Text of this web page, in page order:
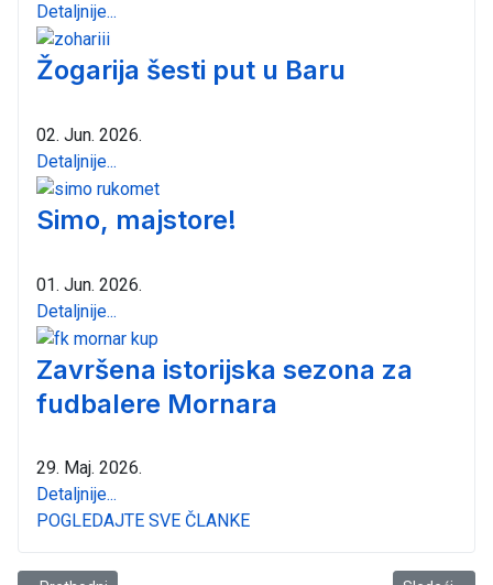
Detaljnije...
Žogarija šesti put u Baru
02. Jun. 2026.
Detaljnije...
Simo, majstore!
01. Jun. 2026.
Detaljnije...
Završena istorijska sezona za
fudbalere Mornara
29. Maj. 2026.
Detaljnije...
POGLEDAJTE SVE ČLANKE